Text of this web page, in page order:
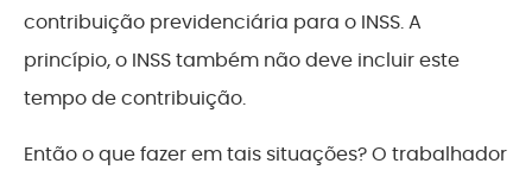
contribuição previdenciária para o INSS. A
princípio, o INSS também não deve incluir este
tempo de contribuição.
Então o que fazer em tais situações? O trabalhador